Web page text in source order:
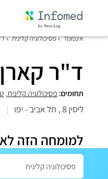
אינפומד פסיכולוגיה קלינית
ד"ר
תחומים: פסיכולוגיה קלינית,
ליסין 8 , תל אביב - יפו |
למומחה הזה לא